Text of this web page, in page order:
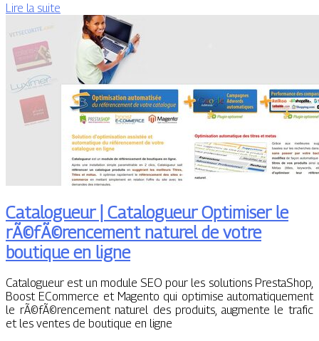
Lire la suite
Catalogueur | Catalogueur Optimiser le
rÃ©fÃ©rencement naturel de votre
boutique en ligne
Catalogueur est un module SEO pour les solutions PrestaShop,
Boost ECommerce et Magento qui optimise automatiquement
le rÃ©fÃ©rencement naturel des produits, augmente le trafic
et les ventes de boutique en ligne